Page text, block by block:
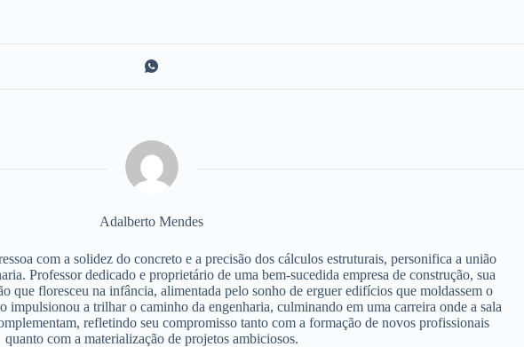
Adalberto Mendes
com a solidez do concreto e a precisão dos cálculos estruturais, personifica a união
Professor dedicado e proprietário de uma bem-sucedida empresa de construção, sua
que floresceu na infância, alimentada pelo sonho de erguer edifícios que moldassem o
impulsionou a trilhar o caminho da engenharia, culminando em uma carreira onde a sala
refletindo seu compromisso tanto com a formação de novos profissionais
quanto com a materialização de projetos ambiciosos.